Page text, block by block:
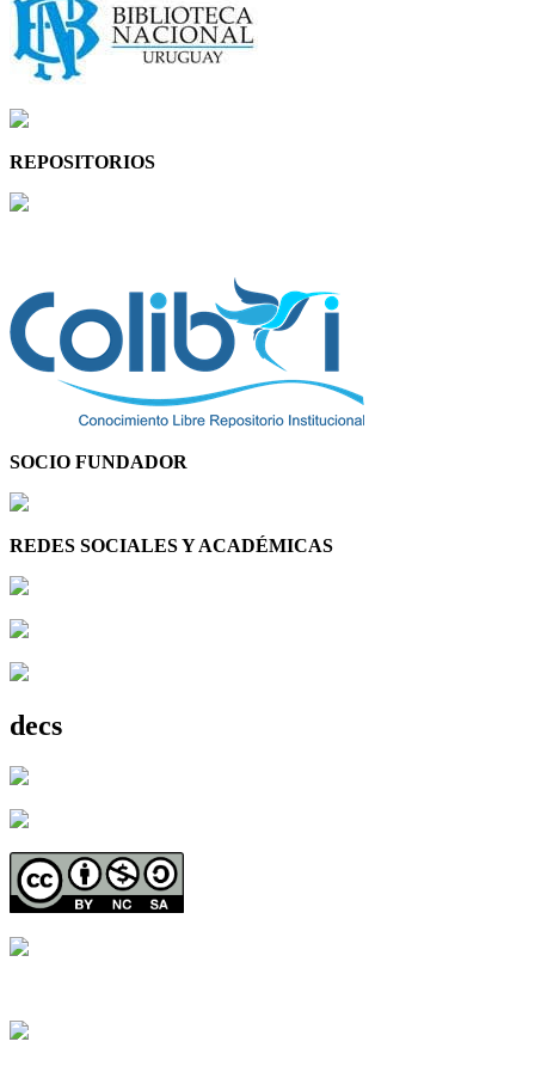
REPOSITORIOS
SOCIO FUNDADOR
REDES SOCIALES Y ACADÉMICAS
decs